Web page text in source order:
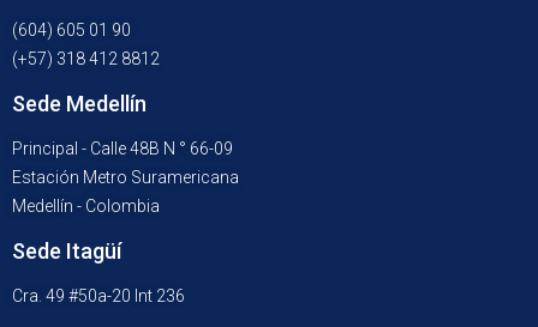
(604) 605 01 90
(+57) 318 412 8812
Sede Medellín
Principal - Calle 48B N ° 66-09
Estación Metro Suramericana
Medellín - Colombia
Sede Itagüí
Cra. 49 #50a-20 Int 236